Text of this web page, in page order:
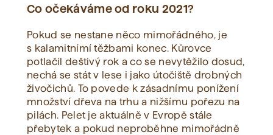
Co očekáváme od roku 2021?
Pokud se nestane něco mimořádného, je
s kalamitnímí těžbami konec. Kůrovce
potlačil deštivý rok a co se nevytěžilo dosud,
nechá se stát v lese i jako útočiště drobných
živočichů. To povede k zásadnímu ponížení
množství dřeva na trhu a nižšímu pořezu na
pilách. Pelet je aktuálně v Evropě stále
přebytek a pokud neproběhne mimořádně